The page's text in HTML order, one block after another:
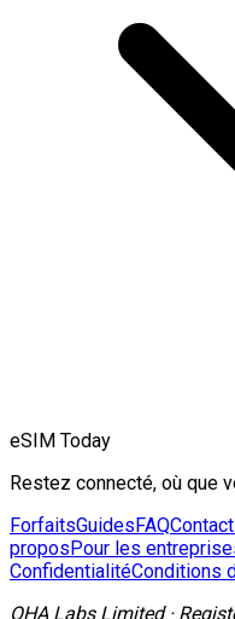
eSIM Today
Restez connecté, où que
ForfaitsGuides FAQContact
propos Pour les
ConfidentialitéConditions
OHA Labs Limited·